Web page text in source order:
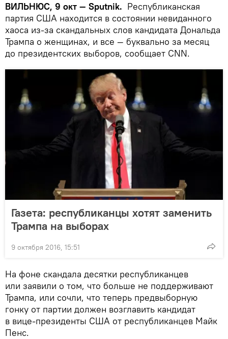
ВИЛЬНЮС, 9 окт — Sputnik. Республиканская
партия США находится в состоянии невиданного
хаоса из-за скандальных слов кандидата Дональда
Трампа о женщинах, и все — буквально за месяц
до президентских выборов, сообщает CNN.
Газета: республиканцы хотят заменить
Трампа на выборах
9 октября 2016, 15:51
На фоне скандала десятки республиканцев
или заявили о том, что больше не поддерживают
Трампа, или сочли, что теперь предвыборную
гонку от партии должен возглавить кандидат
в вице-президенты США от республиканцев Майк
Пенс.